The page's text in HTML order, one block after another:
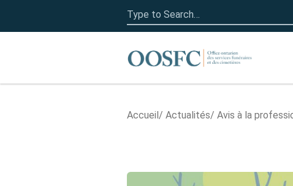
Accueil
Search
for:
Accueil Actualités Avis à la